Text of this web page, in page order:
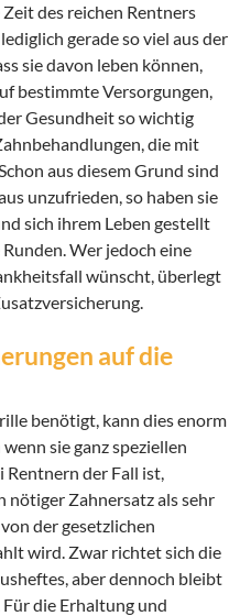
des reichen Rentners
gerade so viel aus der
sie davon leben können,
bestimmte Versorgungen,
Gesundheit so wichtig
die mit
aus diesem Grund sind
unzufrieden, so haben sie
sich ihrem Leben gestellt
Wer jedoch eine
wünscht, überlegt
auf die
benötigt, kann dies enorm
sie ganz speziellen
Rentnern der Fall ist,
nötiger Zahnersatz als sehr
der gesetzlichen
wird. Zwar richtet sich die
aber dennoch bleibt
die Erhaltung und